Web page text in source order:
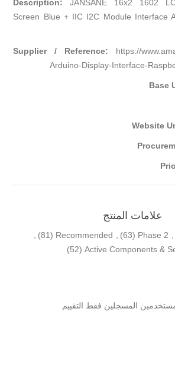
Description: JANSANE 16x2 1602
Screen Blue + IIC I2C Module Interface
Supplier / Reference: https://
Arduino-Display-Interface-
Base
Website
علامات المنتج
Phase 2
(63)
Recommended
(81)
Active Components &
(52)
المسجلين فقط التقييم